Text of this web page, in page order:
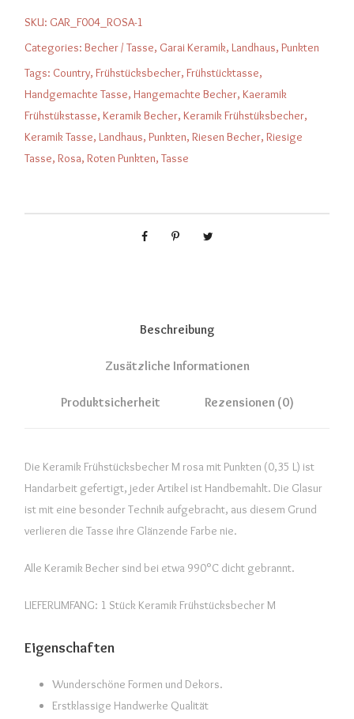
a
m
t
r
o
s
a
i
SKU: GAR_F004_ROSA-1
Categories: Becher / Tasse, Garai Keramik, Landhaus, Punkten
Tags: Country, Frühstücksbecher, Frühstücktasse,
Handgemachte Tasse, Hangemachte Becher, Kaeramik
Frühstükstasse, Keramik Becher, Keramik Frühstüksbecher,
Keramik Tasse, Landhaus, Punkten, Riesen Becher, Riesige
Tasse, Rosa, Roten Punkten, Tasse
Beschreibung
Zusätzliche Informationen
Produktsicherheit Rezensionen (0)
Die Keramik Frühstücksbecher M rosa mit Punkten (0,35 L) ist
Handarbeit gefertigt, jeder Artikel ist Handbemahlt. Die Glasur
ist mit eine besonder Technik aufgebracht, aus diesem Grund
verlieren die Tasse ihre Glänzende Farbe nie.
Alle Keramik Becher sind bei etwa 990°C dicht gebrannt.
LIEFERUMFANG: 1 Stück Keramik Frühstücksbecher M
Eigenschaften
Wunderschöne Formen und Dekors.
Erstklassige Handwerke Qualität